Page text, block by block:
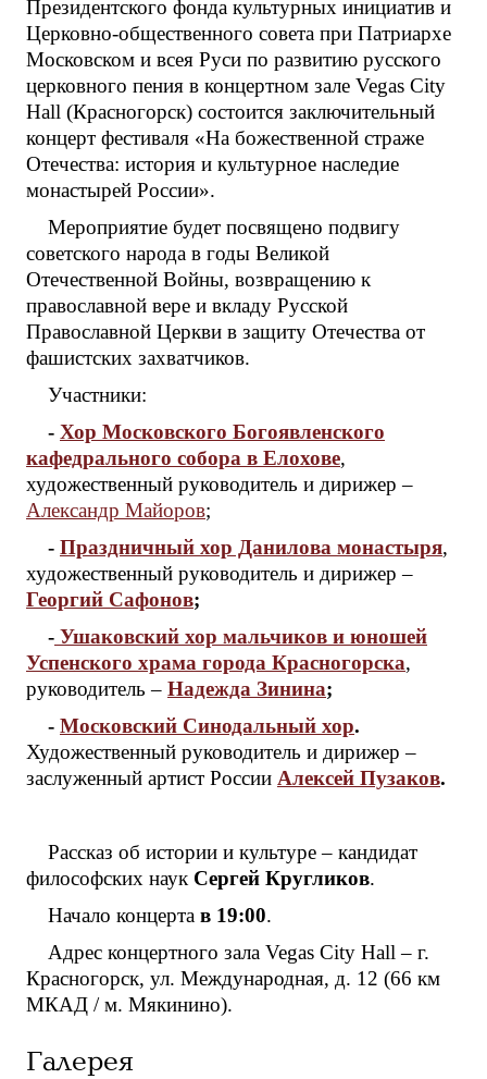
Президентского фонда культурных инициатив и
Церковно-общественного совета при Патриархе
Московском и всея Руси по развитию русского
церковного пения в концертном зале Vegas City
Hall (Красногорск) состоится заключительный
концерт фестиваля «На божественной страже
Отечества: история и культурное наследие
монастырей России».
Мероприятие будет посвящено подвигу
советского народа в годы Великой
Отечественной Войны, возвращению к
православной вере и вкладу Русской
Православной Церкви в защиту Отечества от
фашистских захватчиков.
Участники:
- Хор Московского Богоявленского
кафедрального собора в Елохове,
художественный руководитель и дирижер –
Александр Майоров;
- Праздничный хор Данилова монастыря,
художественный руководитель и дирижер –
Георгий Сафонов;
- Ушаковский хор мальчиков и юношей
Успенского храма города Красногорска,
руководитель – Надежда Зинина;
- Московский Синодальный хор.
Художественный руководитель и дирижер –
заслуженный артист России Алексей Пузаков.
Рассказ об истории и культуре – кандидат
философских наук Сергей Кругликов.
Начало концерта в 19:00.
Адрес концертного зала Vegas City Hall – г.
Красногорск, ул. Международная, д. 12 (66 км
МКАД / м. Мякинино).
Галерея